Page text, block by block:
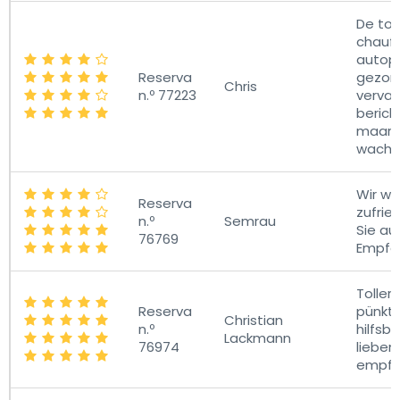
Reserva
n.º 77223
Chris
De
maar
Reserva
n.º
76769
Semrau
Wir
Sie
Reserva
n.º
76974
Christian
Lackmann
Toller
lieben